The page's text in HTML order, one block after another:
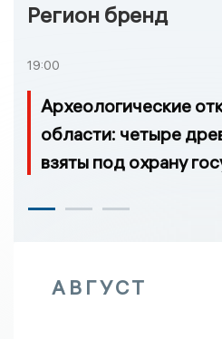
Регион бренд
19:00
Археологические
области: четыре
взяты под охрану
АВГУСТ